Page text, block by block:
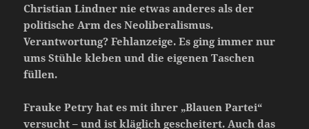
Christian Lindner nie etwas anderes als der
politische Arm des Neoliberalismus.
Verantwortung? Fehlanzeige. Es ging immer nur
ums Stühle kleben und die eigenen Taschen
füllen.
Frauke Petry hat es mit ihrer „Blauen Partei“
versucht – und ist kläglich gescheitert. Auch das